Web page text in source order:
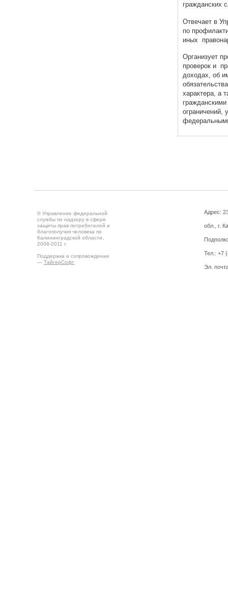
гражданских
Отвечает в
по
иных
Организует
проверок и
доходах, об
характера, а
ограничений,
© Управление федеральной
службы по надзору в сфере
защиты прав потребителей и
благополучия человека по
Калининградской области,
2006-2011 г.
Поддержка и сопровождение
— ТайгерСофт
Адрес:
обл., г.
Тел.: +7
Эл.